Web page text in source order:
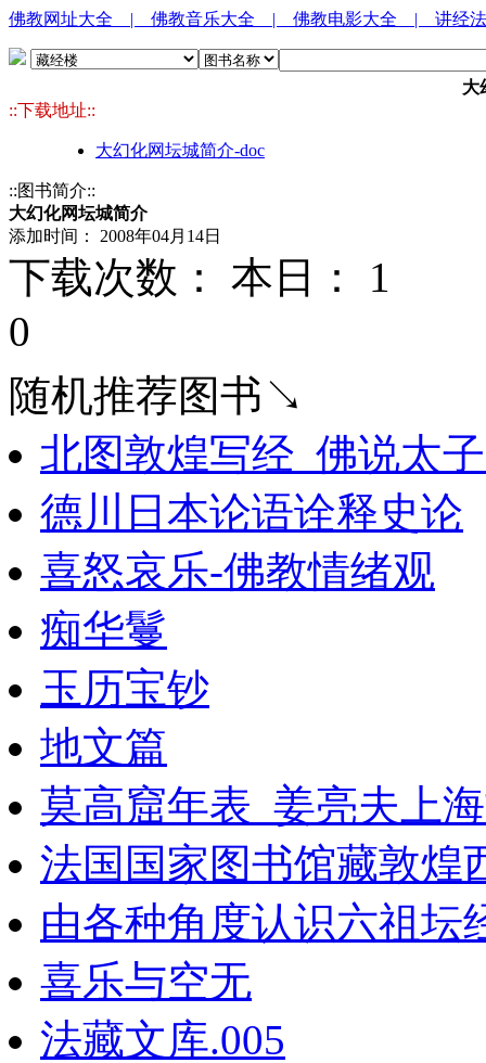
佛教网址大全 | 佛教音乐大全 | 佛教电影大全 | 讲经
大
::下载地址::
大幻化网坛城简介-doc
::图书简介::
大幻化网坛城简介
添加时间： 2008年04月14日
下载次数： 本日： 1
0
随机推荐图书↘
北图敦煌写经_佛说太
德川日本论语诠释史论
喜怒哀乐-佛教情绪观
痴华鬘
玉历宝钞
地文篇
莫高窟年表_姜亮夫上
法国国家图书馆藏敦煌
由各种角度认识六祖坛
喜乐与空无
法藏文库.005